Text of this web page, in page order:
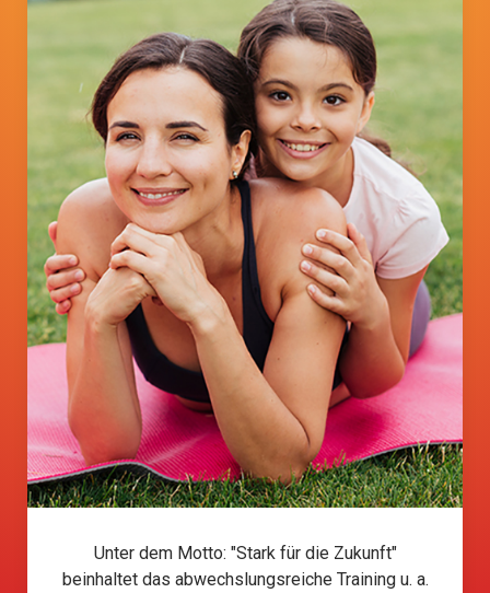
Unter dem Motto: "Stark für die Zukunft"
beinhaltet das abwechslungsreiche Training u. a.